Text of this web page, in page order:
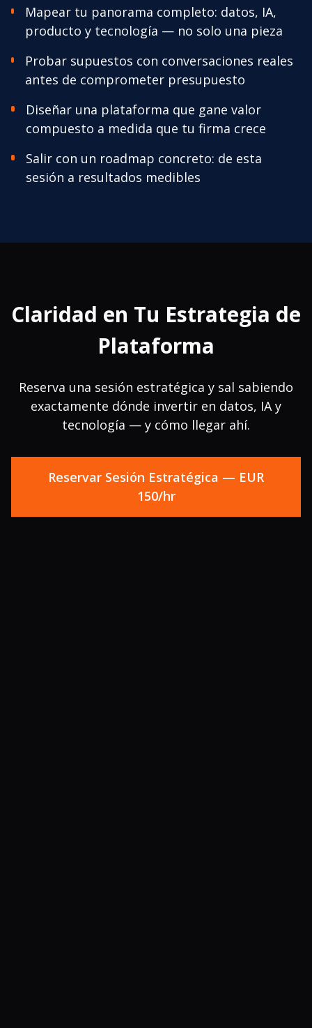
Mapear tu panorama completo: datos, IA,
producto y tecnología — no solo una pieza
Probar supuestos con conversaciones reales
antes de comprometer presupuesto
Diseñar una plataforma que gane valor
compuesto a medida que tu firma crece
Salir con un roadmap concreto: de esta
sesión a resultados medibles
Claridad en Tu Estrategia de
Plataforma
Reserva una sesión estratégica y sal sabiendo
exactamente dónde invertir en datos, IA y
tecnología — y cómo llegar ahí.
Reservar Sesión Estratégica — EUR
150/hr